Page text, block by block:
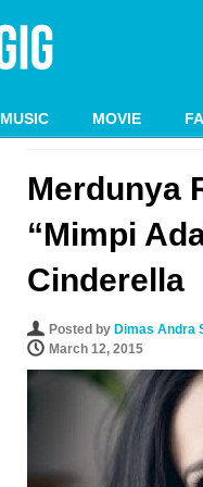
MUSIC MOVIE
Merdunya
“Mimpi
Cinderella
Posted by Dimas Andra
March 12, 2015